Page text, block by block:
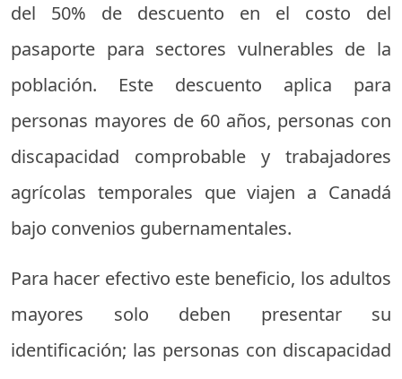
del 50% de descuento en el costo del
pasaporte para sectores vulnerables de la
población. Este descuento aplica para
personas mayores de 60 años, personas con
discapacidad comprobable y trabajadores
agrícolas temporales que viajen a Canadá
bajo convenios gubernamentales.
Para hacer efectivo este beneficio, los adultos
mayores solo deben presentar su
identificación; las personas con discapacidad